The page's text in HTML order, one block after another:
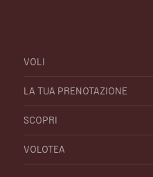
VOLI
LA TUA PRENOTAZIONE
SCOPRI
VOLOTEA